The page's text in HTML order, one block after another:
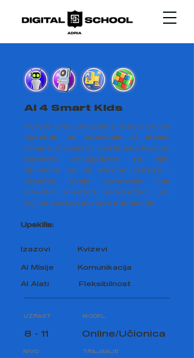
AI 4 Smart Kids
Tokom ovog programa djeca će se
upoznati sa zabavnim AI latima,
igrama, misijama i vještinama koje su
posebno prilagođene za njih.
Spremite se da zarone, istraže i
otpočnu svoje putovanje kao
inovatori, kreatori, poduzetnici i oni
koji će postavljati nove standarde.
Upskills:
Izazovi Kvizevi
AI Misije
AI Alati
Komunikacija
Fleksibilnost
UZRAST
8 - 11
NIVO
MODEL
Online/Učionica
TRAJANJE